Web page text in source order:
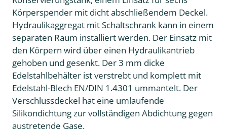
Körperspender mit dicht abschließendem Deckel.
Hydraulikaggregat mit Schaltschrank kann in einem
separaten Raum installiert werden. Der Einsatz mit
den Körpern wird über einen Hydraulikantrieb
gehoben und gesenkt. Der 3 mm dicke
Edelstahlbehälter ist verstrebt und komplett mit
Edelstahl-Blech EN/DIN 1.4301 ummantelt. Der
Verschlussdeckel hat eine umlaufende
Silikondichtung zur vollständigen Abdichtung gegen
austretende Gase.